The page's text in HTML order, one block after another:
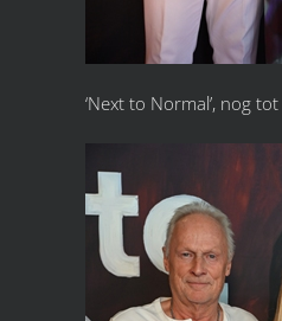
‘Next to Normal’, nog tot